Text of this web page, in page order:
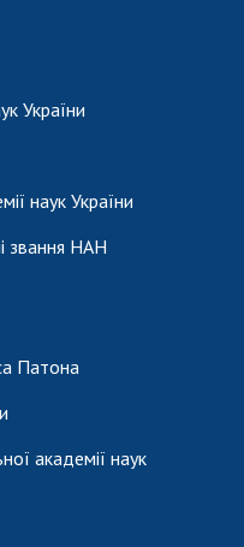
України
наук України
звання НАН
Патона
академії наук